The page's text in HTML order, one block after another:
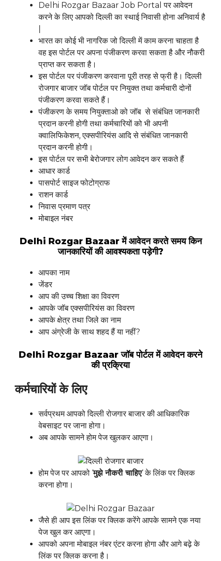
Delhi Rozgar Bazaar Job Portal पर आवेदन
करने के लिए आपको दिल्ली का स्थाई निवासी होना अनिवार्य है
भारत का कोई भी नागरिक जो दिल्ली में काम करना चाहता है
वह इस पोर्टल पर अपना पंजीकरण करवा सकता है और नौकरी
प्राप्त कर सकता है।
इस पोर्टल पर पंजीकरण करवाना पूरी तरह से फ्री है। दिल्ली
रोजगार बाजार जॉब पोर्टल पर नियुक्त तथा कर्मचारी दोनों
पंजीकरण करवा सकते हैं।
पंजीकरण के समय नियुक्ताओ को जॉब से संबंधित जानकारी
प्रदान करनी होगी तथा कर्मचारियों को भी अपनी
क्वालिफिकेशन, एक्सपीरियंस आदि से संबंधित जानकारी
प्रदान करनी होगी।
इस पोर्टल पर सभी बेरोजगार लोग आवेदन कर सकते हैं
आधार कार्ड
पासपोर्ट साइज फोटोग्राफ
राशन कार्ड
निवास प्रमाण पत्र
मोबाइल नंबर
Delhi Rozgar Bazaar में आवेदन करते समय किन
जानकारियों की आवश्यकता पड़ेगी?
आपका नाम
जेंडर
आप की उच्च शिक्षा का विवरण
आपके जॉब एक्सपीरियंस का विवरण
आपके क्षेत्र तथा जिले का नाम
आप अंग्रेजी के साथ शहद हैं या नहीं?
Delhi Rozgar Bazaar जॉब पोर्टल में आवेदन करने
की प्रक्रिया
कर्मचारियों के लिए
सर्वप्रथम आपको दिल्ली रोजगार बाजार की आधिकारिक
वेबसाइट पर जाना होगा।
अब आपके सामने होम पेज खुलकर आएगा।
होम पेज पर आपको ‘मुझे नौकरी चाहिए‘ के लिंक पर क्लिक
करना होगा।
जैसे ही आप इस लिंक पर क्लिक करेंगे आपके सामने एक नया
पेज खुल कर आएगा।
आपको अपना मोबाइल नंबर एंटर करना होगा और आगे बढ़े के
लिंक पर क्लिक करना है।